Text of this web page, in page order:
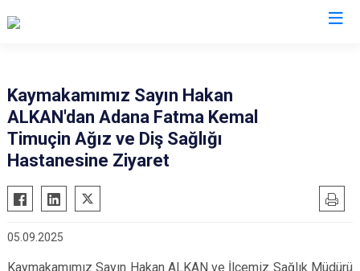
Aladağ
Ceyhan
İmamoğlu
Saimbeyli
Seyhan
Kaymakamımız Sayın Hakan
ALKAN'dan Adana Fatma Kemal
Timuçin Ağız ve Diş Sağlığı
Hastanesine Ziyaret
05.09.2025
Kaymakamımız Sayın Hakan ALKAN ve İlçemiz Sağlık Müdürü